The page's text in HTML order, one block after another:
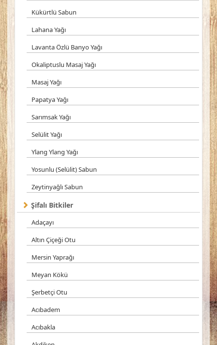
Kükürtlü Sabun
Lahana Yağı
Lavanta Özlü Banyo Yağı
Okaliptuslu Masaj Yağı
Masaj Yağı
Papatya Yağı
Sarımsak Yağı
Selülit Yağı
Ylang Ylang Yağı
Yosunlu (Selülit) Sabun
Zeytinyağlı Sabun
Şifalı Bitkiler
Adaçayı
Altın Çiçeği Otu
Mersin Yaprağı
Meyan Kökü
Şerbetçi Otu
Acıbadem
Acıbakla